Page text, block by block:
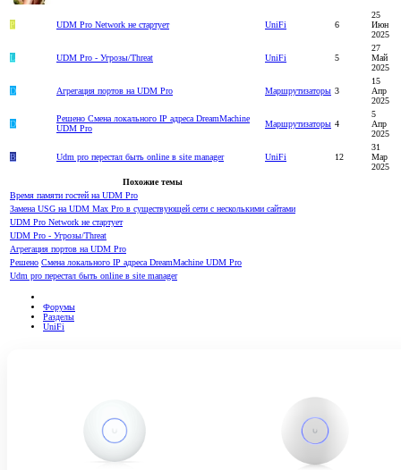
P UDM Pro Network не стартует UniFi 6
25
Июн
2025
L UDM Pro - Угрозы/Threat UniFi 5
27
Май
2025
D Агрегация портов на UDM Pro Маршрутизаторы 3
15
Апр
2025
D
Решено Смена локального IP адреса DreamMachine
UDM Pro
Маршрутизаторы 4
5
Апр
2025
B Udm pro перестал быть online в site manager UniFi 12
31
Мар
2025
Похожие темы
Время памяти гостей на UDM Pro
Замена USG на UDM Max Pro в существующей сети с несколькими сайтами
UDM Pro Network не стартует
UDM Pro - Угрозы/Threat
Агрегация портов на UDM Pro
Решено Смена локального IP адреса DreamMachine UDM Pro
Udm pro перестал быть online в site manager
Форумы
Разделы
UniFi